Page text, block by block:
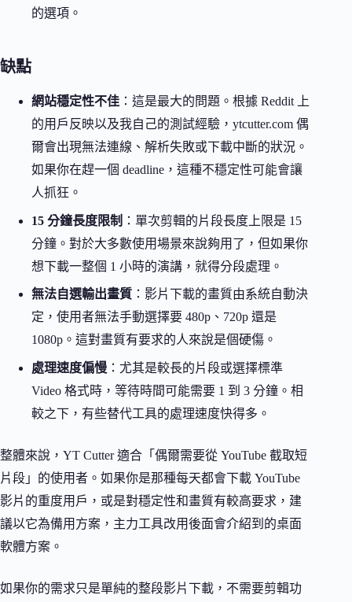
的選項。
缺點
網站穩定性不佳 ：這是最大的問題。根據 Reddit 上
的用戶反映以及我自己的測試經驗，ytcutter.com 偶
爾會出現無法連線、解析失敗或下載中斷的狀況。
如果你在趕一個 deadline，這種不穩定性可能會讓
人抓狂。
15 分鐘長度限制 ：單次剪輯的片段長度上限是 15
分鐘。對於大多數使用場景來說夠用了，但如果你
想下載一整個 1 小時的演講，就得分段處理。
無法自選輸出畫質 ：影片下載的畫質由系統自動決
定，使用者無法手動選擇要 480p、720p 還是
1080p。這對畫質有要求的人來說是個硬傷。
處理速度偏慢 ：尤其是較長的片段或選擇標準
Video 格式時，等待時間可能需要 1 到 3 分鐘。相
較之下，有些替代工具的處理速度快得多。
整體來說，YT Cutter 適合「偶爾需要從 YouTube 截取短
片段」的使用者。如果你是那種每天都會下載 YouTube
影片的重度用戶，或是對穩定性和畫質有較高要求，建
議以它為備用方案，主力工具改用後面會介紹到的桌面
軟體方案。
如果你的需求只是單純的整段影片下載，不需要剪輯功